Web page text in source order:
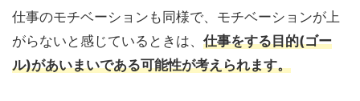
仕事のモチベーションも同様で、モチベーションが上
がらないと感じているときは、 仕事をする目的(ゴー
ル)があいまいである可能性が考えられます。